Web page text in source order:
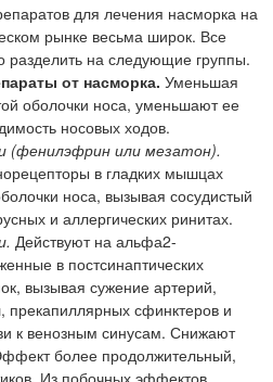
для лечения насморка на
рынке весьма широк. Все
разделить на следующие группы.
от насморка. Уменьшая
оболочки носа, уменьшают ее
носовых ходов.
(фенилэфрин или мезатон).
в гладких мышцах
носа, вызывая сосудистый
и аллергических ринитах.
Действуют на альфа2-
в постсинаптических
вызывая сужение артерий,
прекапиллярных сфинктеров и
к венозным синусам. Снижают
более продолжительный,
Из побочных эффектов